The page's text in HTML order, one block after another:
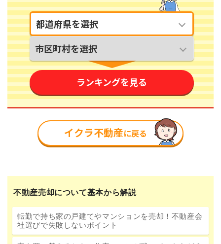
不動産売却について基本から解説
転勤で持ち家の戸建てやマンションを売却！不動産会
社選びで失敗しないポイント